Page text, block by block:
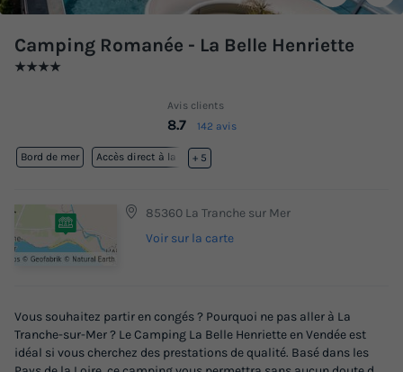
Camping Romanée - La Belle Henriette
★★★★
Avis clients
8.7 142 avis
Bord de mer Accès direct à la plage
+ 5
85360 La Tranche sur Mer
Voir sur la carte
Vous souhaitez partir en congés ? Pourquoi ne pas aller à La
Tranche-sur-Mer ? Le Camping La Belle Henriette en Vendée est
idéal si vous cherchez des prestations de qualité. Basé dans les